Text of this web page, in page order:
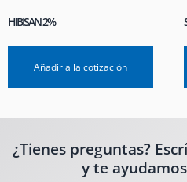
HIBISAN 2%
Añadir a la cotización
¿Tienes preguntas?
y te